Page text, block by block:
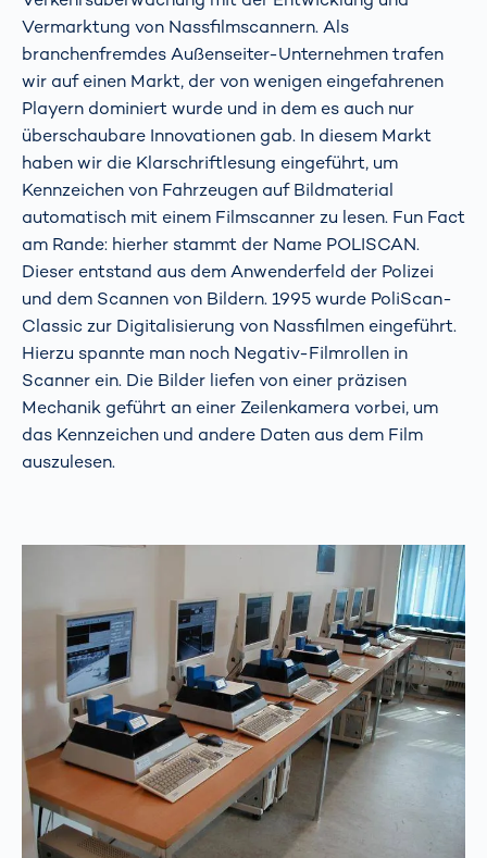
Vermarktung von Nassfilmscannern. Als
branchenfremdes Außenseiter-Unternehmen trafen
wir auf einen Markt, der von wenigen eingefahrenen
Playern dominiert wurde und in dem es auch nur
überschaubare Innovationen gab. In diesem Markt
haben wir die Klarschriftlesung eingeführt, um
Kennzeichen von Fahrzeugen auf Bildmaterial
automatisch mit einem Filmscanner zu lesen. Fun Fact
am Rande: hierher stammt der Name POLISCAN.
Dieser entstand aus dem Anwenderfeld der Polizei
und dem Scannen von Bildern. 1995 wurde PoliScan-
Classic zur Digitalisierung von Nassfilmen eingeführt.
Hierzu spannte man noch Negativ-Filmrollen in
Scanner ein. Die Bilder liefen von einer präzisen
Mechanik geführt an einer Zeilenkamera vorbei, um
das Kennzeichen und andere Daten aus dem Film
auszulesen.